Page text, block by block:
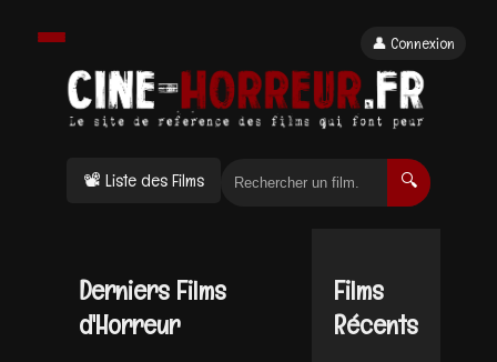
📽 Liste des Films 🔍
👤 Connexion
Derniers Films
d'Horreur
Films
Récents